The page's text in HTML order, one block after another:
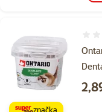
značka